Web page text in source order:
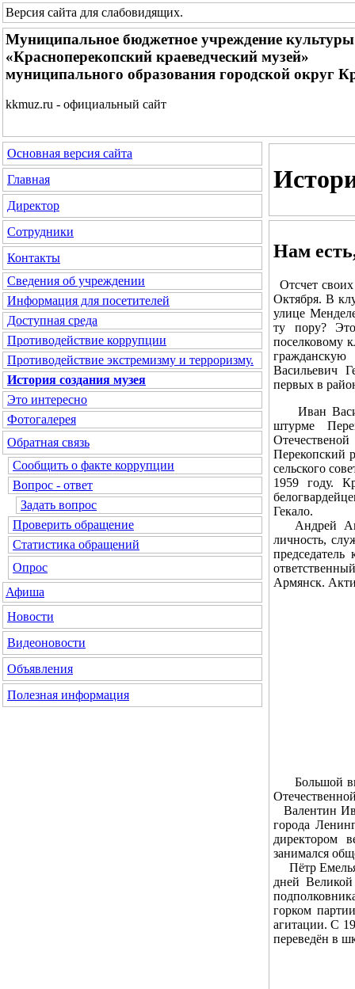
Версия сайта для слабовидящих.
Муниципальное бюджетное учреждение культуры
«Красноперекопский краеведческий музей»
муниципального образования городской округ
kkmuz.ru - официальный сайт
Основная версия сайта
Главная
Директор
Сотрудники
Контакты
Сведения об учреждении
Информация для посетителей
Доступная среда
Противодействие коррупции
Противодействие экстремизму и терроризму.
История создания музея
Это интересно
Фотогалерея
Обратная связь
Сообщить о факте коррупции
Вопрос - ответ
Задать вопрос
Проверить обращение
Статистика обращений
Опрос
Афиша
Новости
Видеоновости
Объявления
Полезная информация
Нам
Отсчет
Октября. В
улице
ту пору?
поселковому
Васильевич
первых в
Иван
штурме
Перекопский
сельского
1959 году.
Гекало.
Андрей
личность,
Армянск.
Большой
Валентин
города
директором
занимался
Пётр
дней
горком
агитации. С
переведён в